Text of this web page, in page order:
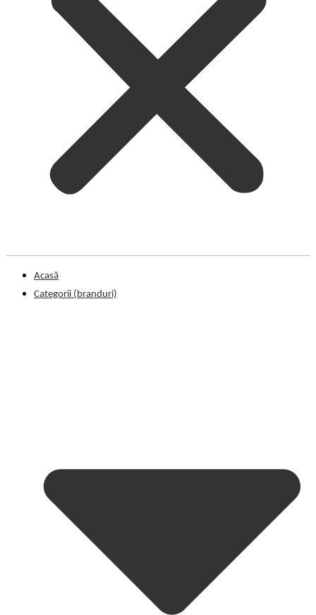
Acasă
Categorii (branduri)